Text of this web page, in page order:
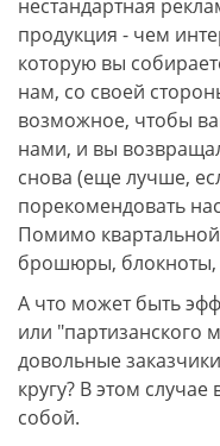
нестандартная
продукция - чем
которую вы
нам, со своей
возможное, чтобы
нами, и вы
снова (еще лучше,
порекомендовать
Помимо
брошюры, блокноты,
А что может быть
или "партизанского
довольные
кругу? В этом
собой.